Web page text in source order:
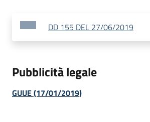
DD 155 DEL 27/06/2019
Pubblicità legale
GUUE (17/01/2019)